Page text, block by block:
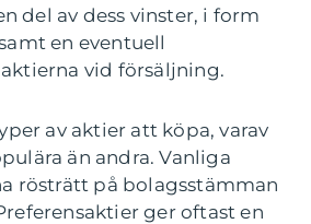
del av dess vinster, i form
en eventuell
vid försäljning.
av aktier att köpa, varav
än andra. Vanliga
rösträtt på bolagsstämman
ger oftast en